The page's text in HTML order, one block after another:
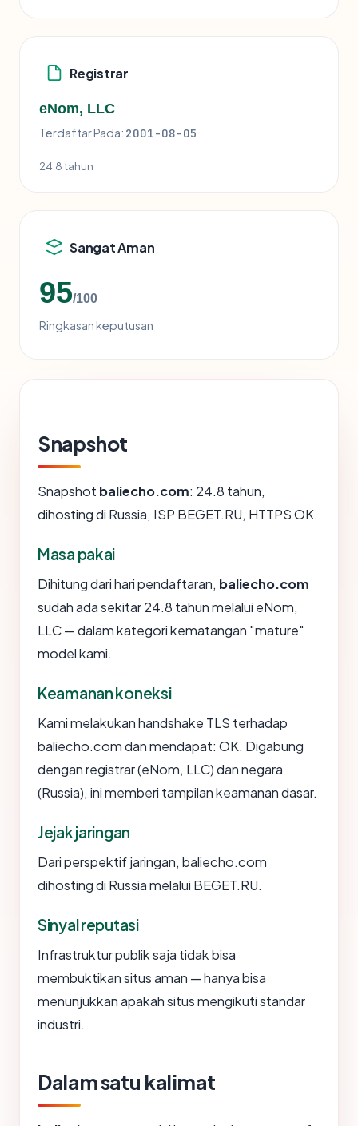
Registrar
eNom, LLC
Terdaftar Pada: 2001-08-05
24.8 tahun
Sangat Aman
95/100
Ringkasan keputusan
Snapshot
Snapshot baliecho.com: 24.8 tahun,
dihosting di Russia, ISP BEGET.RU, HTTPS OK.
Masa pakai
Dihitung dari hari pendaftaran, baliecho.com
sudah ada sekitar 24.8 tahun melalui eNom,
LLC — dalam kategori kematangan "mature"
model kami.
Keamanan koneksi
Kami melakukan handshake TLS terhadap
baliecho.com dan mendapat: OK. Digabung
dengan registrar (eNom, LLC) dan negara
(Russia), ini memberi tampilan keamanan dasar.
Jejak jaringan
Dari perspektif jaringan, baliecho.com
dihosting di Russia melalui BEGET.RU.
Sinyal reputasi
Infrastruktur publik saja tidak bisa
membuktikan situs aman — hanya bisa
menunjukkan apakah situs mengikuti standar
industri.
Dalam satu kalimat